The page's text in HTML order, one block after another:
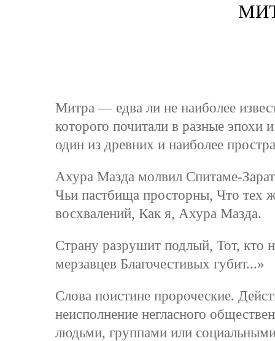
Митра — едва ли не наиболее
которого почитали в разные
один из древних и наиболее
Ахура Мазда молвил Спитаме-
Чьи пастбища просторны, Что тех
восхвалений, Как я, Ахура Мазда.
Страну разрушит подлый, Тот, кто
мерзавцев Благочестивых губит...»
Слова поистине пророческие.
неисполнение негласного
людьми, группами или